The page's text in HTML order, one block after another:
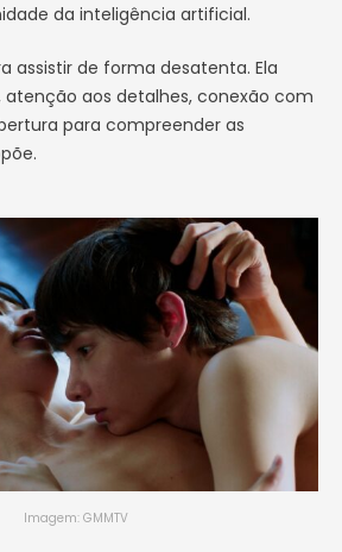
da inteligência artificial.
assistir de forma desatenta. Ela
aos detalhes, conexão com
para compreender as
Imagem: GMMTV